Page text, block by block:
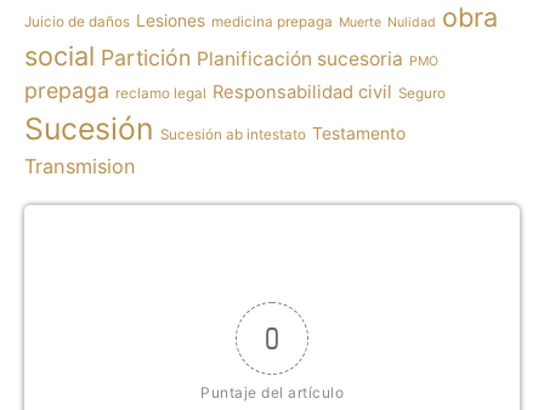
Juicio de daños Lesiones medicina prepaga Muerte Nulidad obra
social Partición Planificación sucesoria PMO
prepaga reclamo legal Responsabilidad civil Seguro
Sucesión Sucesión ab intestato Testamento
Transmision
0
Puntaje del artículo